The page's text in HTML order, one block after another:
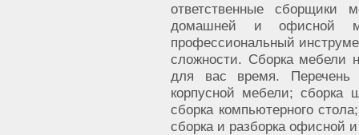
ответственные
домашней и офисной
профессиональный
сложности. Сборка мебели
для вас время. Перечень
корпусной мебели; сборка
сборка компьютерного
сборка и разборка офисной